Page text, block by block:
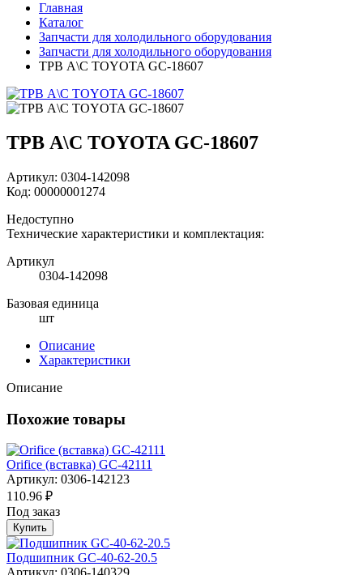
Главная
Каталог
Запчасти для холодильного оборудования
Запчасти для холодильного оборудования
ТРВ А\С TOYOTA GC-18607
ТРВ А\С TOYOTA GC-18607
Артикул: 0304-142098
Код: 00000001274
Недоступно
Технические характеристики и комплектация:
Артикул
0304-142098
Базовая единица
шт
Описание
Характеристики
Описание
Похожие товары
Orifice (вставка) GC-42111
Артикул: 0306-142123
110.96 ₽
Под заказ
Купить
Подшипник GC-40-62-20.5